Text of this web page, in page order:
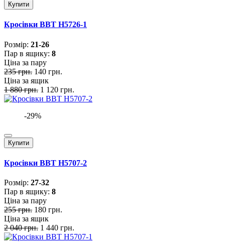
Купити
Кросівки BBT H5726-1
Розмiр: 21-26
Пар в ящику: 8
Ціна за пару
235 грн. 140 грн.
Ціна за ящик
1 880 грн. 1 120 грн.
-29%
Купити
Кросівки BBT H5707-2
Розмiр: 27-32
Пар в ящику: 8
Ціна за пару
255 грн. 180 грн.
Ціна за ящик
2 040 грн. 1 440 грн.